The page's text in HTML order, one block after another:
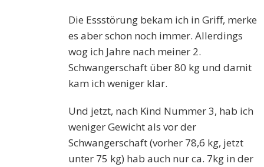
Die Essstörung bekam ich in Griff, merke
es aber schon noch immer. Allerdings
wog ich Jahre nach meiner 2.
Schwangerschaft über 80 kg und damit
kam ich weniger klar.
Und jetzt, nach Kind Nummer 3, hab ich
weniger Gewicht als vor der
Schwangerschaft (vorher 78,6 kg, jetzt
unter 75 kg) hab auch nur ca. 7kg in der